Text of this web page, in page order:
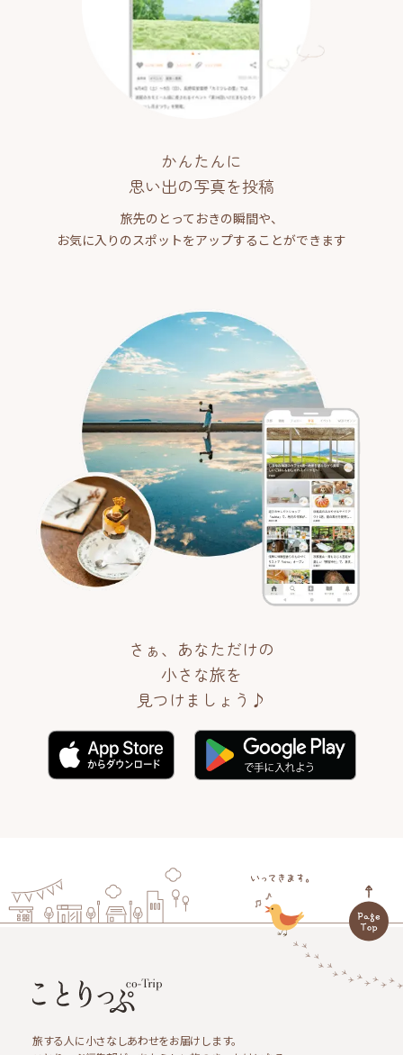
かんたんに
思い出の写真を投稿
旅先のとっておきの瞬間や、
お気に入りのスポットをアップすることができます
さぁ、あなただけの
小さな旅を
見つけましょう♪
旅する人に小さなしあわせをお届けします。